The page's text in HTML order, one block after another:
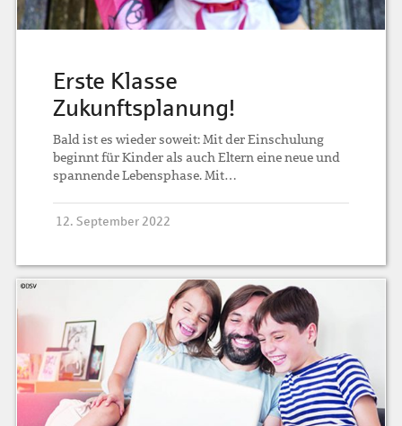
Erste Klasse
Zukunftsplanung!
Bald ist es wieder soweit: Mit der Einschulung
beginnt für Kinder als auch Eltern eine neue und
spannende Lebensphase. Mit…
12. September 2022